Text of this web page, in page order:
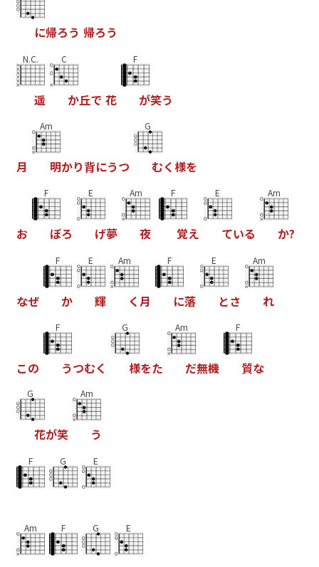
に帰ろう 帰ろう
N.C.
遥
C
か丘で 花
F
が笑う
月
Am
明かり背にうつ
G
むく様を
お
F
ぼろ
E
げ夢
Am
夜
F
覚え
E
ている
Am
か?
なぜ
F
か
E
輝
Am
く 月
F
に落
E
とさ
Am
れ
この
F
うつむく
G
様をた
Am
だ無機
F
質な
G
花が笑
Am
う
F G E
Am F G E